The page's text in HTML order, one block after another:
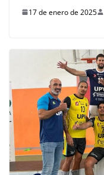
17 de enero de 2025